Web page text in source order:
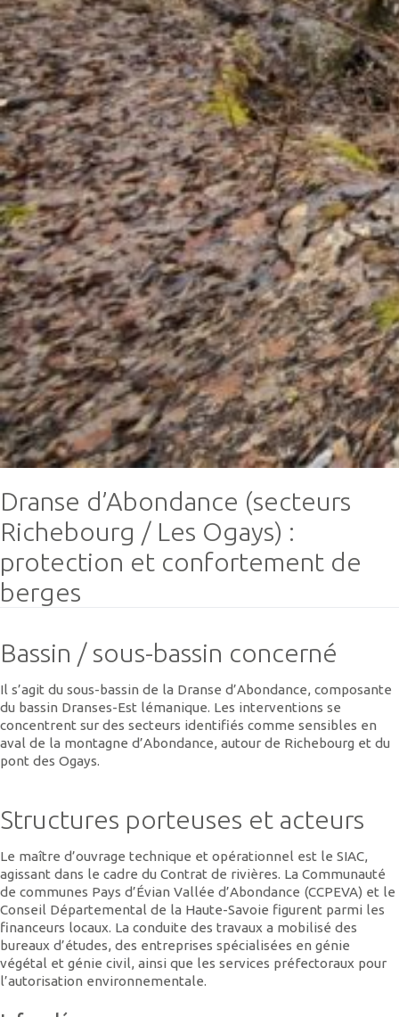
Dranse d’Abondance (secteurs
Richebourg / Les Ogays) :
protection et confortement de
berges
Bassin / sous-bassin concerné
Il s’agit du sous-bassin de la Dranse d’Abondance, composante
du bassin Dranses-Est lémanique. Les interventions se
concentrent sur des secteurs identifiés comme sensibles en
aval de la montagne d’Abondance, autour de Richebourg et du
pont des Ogays.
Structures porteuses et acteurs
Le maître d’ouvrage technique et opérationnel est le SIAC,
agissant dans le cadre du Contrat de rivières. La Communauté
de communes Pays d’Évian Vallée d’Abondance (CCPEVA) et le
Conseil Départemental de la Haute-Savoie figurent parmi les
financeurs locaux. La conduite des travaux a mobilisé des
bureaux d’études, des entreprises spécialisées en génie
végétal et génie civil, ainsi que les services préfectoraux pour
l’autorisation environnementale.